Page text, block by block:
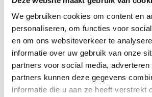
We gebruiken cookies om content en
personaliseren, om functies voor
en om ons websiteverkeer te
informatie over uw gebruik van onze
partners voor social media,
partners kunnen deze gegevens
informatie die u aan ze heeft verstrekt
Arbo en Veiligheid
Werken met vorkhef- en
Werken met een hoogwerker
Veilig aanslaan van lasten